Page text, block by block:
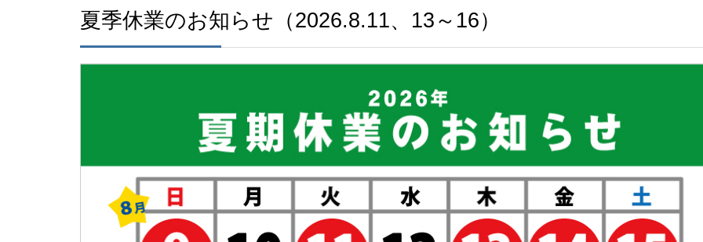
夏季休業のお知らせ（2026.8.11、13～16）